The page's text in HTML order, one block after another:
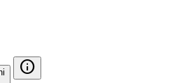
info